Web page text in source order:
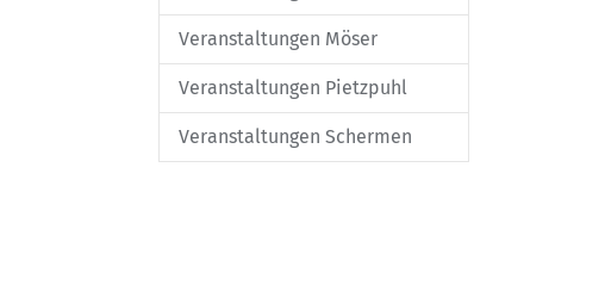
Veranstaltungen Möser
Veranstaltungen Pietzpuhl
Veranstaltungen Schermen